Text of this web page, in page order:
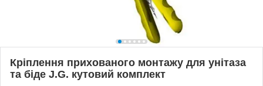
Кріплення прихованого монтажу для унітаза
та біде J.G. кутовий комплект